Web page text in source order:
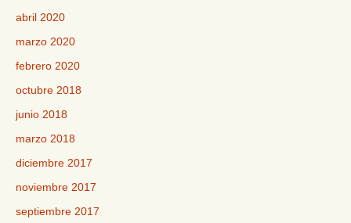
abril 2020
marzo 2020
febrero 2020
octubre 2018
junio 2018
marzo 2018
diciembre 2017
noviembre 2017
septiembre 2017